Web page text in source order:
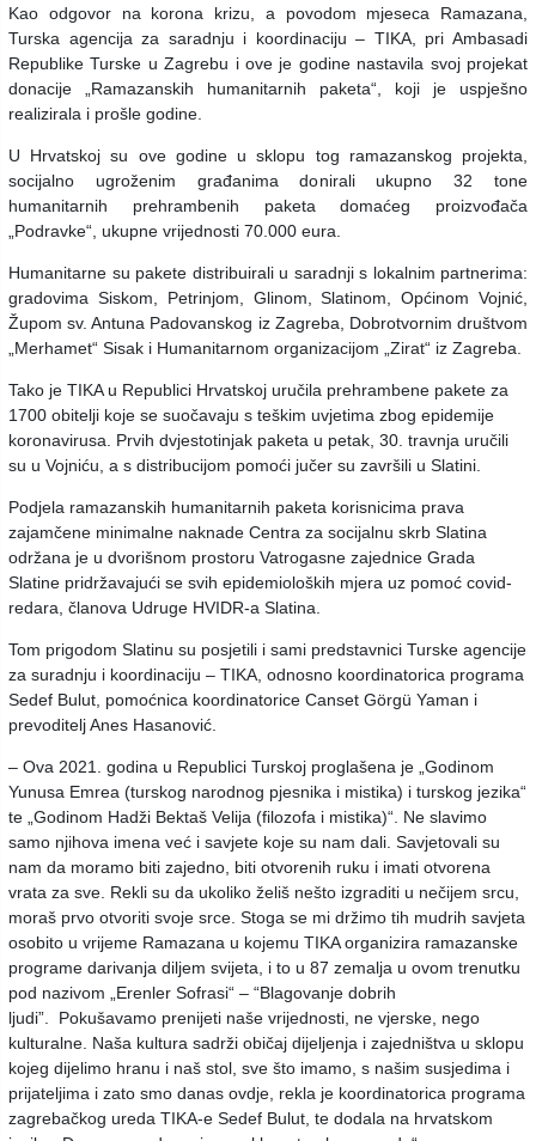
Kao odgovor na korona krizu, a povodom mjeseca Ramazana,
Turska agencija za saradnju i koordinaciju – TIKA, pri Ambasadi
Republike Turske u Zagrebu i ove je godine nastavila svoj projekat
donacije „Ramazanskih humanitarnih paketa“, koji je uspješno
realizirala i prošle godine.
U Hrvatskoj su ove godine u sklopu tog ramazanskog projekta,
socijalno ugroženim građanima donirali ukupno 32 tone
humanitarnih prehrambenih paketa domaćeg proizvođača
„Podravke“, ukupne vrijednosti 70.000 eura.
Humanitarne su pakete distribuirali u saradnji s lokalnim partnerima:
gradovima Siskom, Petrinjom, Glinom, Slatinom, Općinom Vojnić,
Župom sv. Antuna Padovanskog iz Zagreba, Dobrotvornim društvom
„Merhamet“ Sisak i Humanitarnom organizacijom „Zirat“ iz Zagreba.
Tako je TIKA u Republici Hrvatskoj uručila prehrambene pakete za
1700 obitelji koje se suočavaju s teškim uvjetima zbog epidemije
koronavirusa. Prvih dvjestotinjak paketa u petak, 30. travnja uručili
su u Vojniću, a s distribucijom pomoći jučer su završili u Slatini.
Podjela ramazanskih humanitarnih paketa korisnicima prava
zajamčene minimalne naknade Centra za socijalnu skrb Slatina
održana je u dvorišnom prostoru Vatrogasne zajednice Grada
Slatine pridržavajući se svih epidemioloških mjera uz pomoć covid-
redara, članova Udruge HVIDR-a Slatina.
Tom prigodom Slatinu su posjetili i sami predstavnici Turske agencije
za suradnju i koordinaciju – TIKA, odnosno koordinatorica programa
Sedef Bulut, pomoćnica koordinatorice Canset Görgü Yaman i
prevoditelj Anes Hasanović.
– Ova 2021. godina u Republici Turskoj proglašena je „Godinom
Yunusa Emrea (turskog narodnog pjesnika i mistika) i turskog jezika“
te „Godinom Hadži Bektaš Velija (filozofa i mistika)“. Ne slavimo
samo njihova imena već i savjete koje su nam dali. Savjetovali su
nam da moramo biti zajedno, biti otvorenih ruku i imati otvorena
vrata za sve. Rekli su da ukoliko želiš nešto izgraditi u nečijem srcu,
moraš prvo otvoriti svoje srce. Stoga se mi držimo tih mudrih savjeta
osobito u vrijeme Ramazana u kojemu TIKA organizira ramazanske
programe darivanja diljem svijeta, i to u 87 zemalja u ovom trenutku
pod nazivom „Erenler Sofrasi“ – “Blagovanje dobrih
ljudi”. Pokušavamo prenijeti naše vrijednosti, ne vjerske, nego
kulturalne. Naša kultura sadrži običaj dijeljenja i zajedništva u sklopu
kojeg dijelimo hranu i naš stol, sve što imamo, s našim susjedima i
prijateljima i zato smo danas ovdje, rekla je koordinatorica programa
zagrebačkog ureda TIKA-e Sedef Bulut, te dodala na hrvatskom